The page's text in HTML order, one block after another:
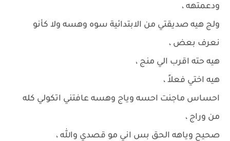
ودعمتهه ،
ولج هيه صديقتي من الابتدائية سوه وهسه ولا كأنو
نعرف بعض ،
هيه حته اقرب الي منج ،
هيه اختي فعلاً ،
احساس ماجنت احسه وياج وهسه عافتني اتكولي كله
من وراج ،
صحيح وياهه الحق بس اني مو قصدي والله ،